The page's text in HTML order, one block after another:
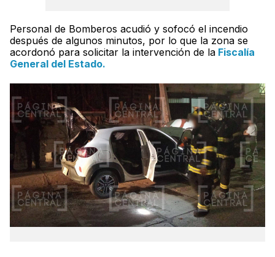
Personal de Bomberos acudió y sofocó el incendio
después de algunos minutos, por lo que la zona se
acordonó para solicitar la intervención de la Fiscalía
General del Estado.